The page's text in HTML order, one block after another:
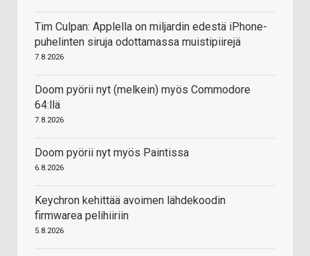
Vastaa
Tim Culpan: Applella on miljardin edestä iPhone-
puhelinten siruja odottamassa muistipiirejä
7.8.2026
Doom pyörii nyt (melkein) myös Commodore
64:llä
7.8.2026
Doom pyörii nyt myös Paintissa
6.8.2026
Keychron kehittää avoimen lähdekoodin
firmwarea pelihiiriin
5.8.2026